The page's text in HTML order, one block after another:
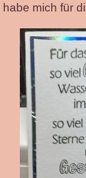
habe mich für